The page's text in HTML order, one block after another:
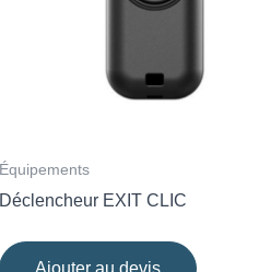
Équipements
Déclencheur EXIT CLIC